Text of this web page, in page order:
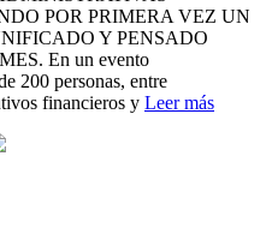
POR PRIMERA VEZ UN
Y PENSADO
En un evento
200 personas, entre
financieros y Leer más